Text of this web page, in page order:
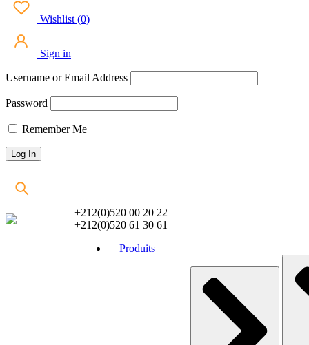
Wishlist (0)
Sign in
Username or Email Address
Password
Remember Me
+212(0)520 00 20 22
+212(0)520 61 30 61
Produits